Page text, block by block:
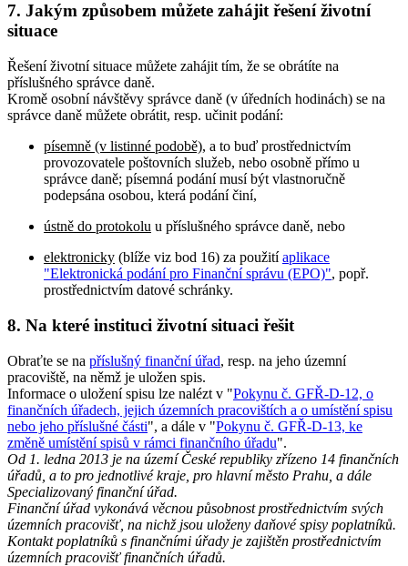
7. Jakým způsobem můžete zahájit řešení životní
situace
Řešení životní situace můžete zahájit tím, že se obrátíte na
příslušného správce daně.
Kromě osobní návštěvy správce daně (v úředních hodinách) se na
správce daně můžete obrátit, resp. učinit podání:
písemně (v listinné podobě), a to buď prostřednictvím
provozovatele poštovních služeb, nebo osobně přímo u
správce daně; písemná podání musí být vlastnoručně
podepsána osobou, která podání činí,
ústně do protokolu u příslušného správce daně, nebo
elektronicky (blíže viz bod 16) za použitíaplikace
"Elektronická podání pro Finanční správu (EPO)", popř.
prostřednictvím datové schránky.
8. Na které instituci životní situaci řešit
Obraťte se na příslušný finanční úřad, resp. na jeho územní
pracoviště, na němž je uložen spis.
Informace o uložení spisu lze nalézt v "Pokynu č. GFŘ-D-12, o
finančních úřadech, jejich územních pracovištích a o umístění spisu
nebo jeho příslušné části", a dále v "Pokynu č. GFŘ-D-13, ke
změně umístění spisů v rámci finančního úřadu".
Od 1. ledna 2013 je na území České republiky zřízeno 14 finančních
úřadů, a to pro jednotlivé kraje, pro hlavní město Prahu, a dále
Specializovaný finanční úřad.
Finanční úřad vykonává věcnou působnost prostřednictvím svých
územních pracovišť, na nichž jsou uloženy daňové spisy poplatníků.
Kontakt poplatníků s finančními úřady je zajištěn prostřednictvím
územních pracovišť finančních úřadů.